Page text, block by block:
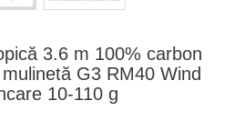
3.6 m 100% carbon
G3 RM40 Wind
10-110 g